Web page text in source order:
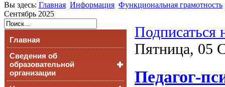
Вы здесь: Главная Информация Функциональная грамотность
Сентябрь 2025
Главная
Сведения об
образовательной
организации
Подписаться
Пятница, 05
Педагог-